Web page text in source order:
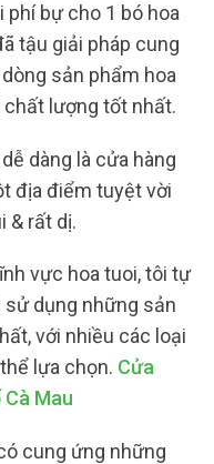
bự cho 1 bó hoa
tậu giải pháp cung
sản phẩm hoa
lượng tốt nhất.
dàng là cửa hàng
địa điểm tuyệt vời
& rất dị.
vực hoa tuoi, tôi tự
dụng những sản
với nhiều các loại
lựa chọn. Cửa
Mau
cung ứng những